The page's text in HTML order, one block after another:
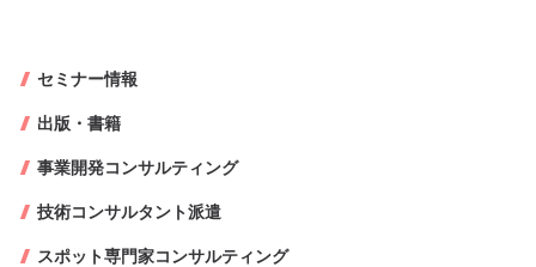
セミナー情報
出版・書籍
事業開発コンサルティング
技術コンサルタント派遣
スポット専門家コンサルティング